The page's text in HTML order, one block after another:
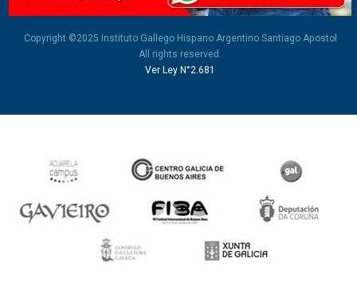
Copyright ©2025 Instituto Gallego Hispano Argentino Santiago Apostol
All rights reserved.
Ver Ley N°2.681